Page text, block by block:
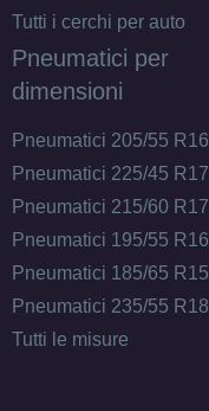
Tutti i cerchi per auto
Pneumatici per
dimensioni
Pneumatici 205/55 R16
Pneumatici 225/45 R17
Pneumatici 215/60 R17
Pneumatici 195/55 R16
Pneumatici 185/65 R15
Pneumatici 235/55 R18
Tutti le misure